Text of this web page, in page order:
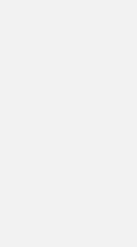
nhà cao tầng